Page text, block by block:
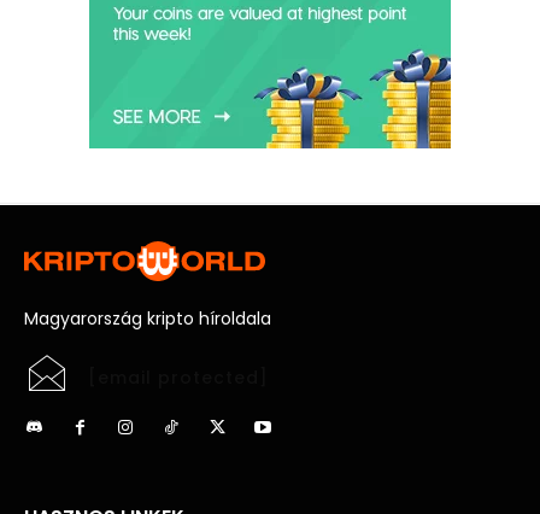
Magyarország kripto híroldala